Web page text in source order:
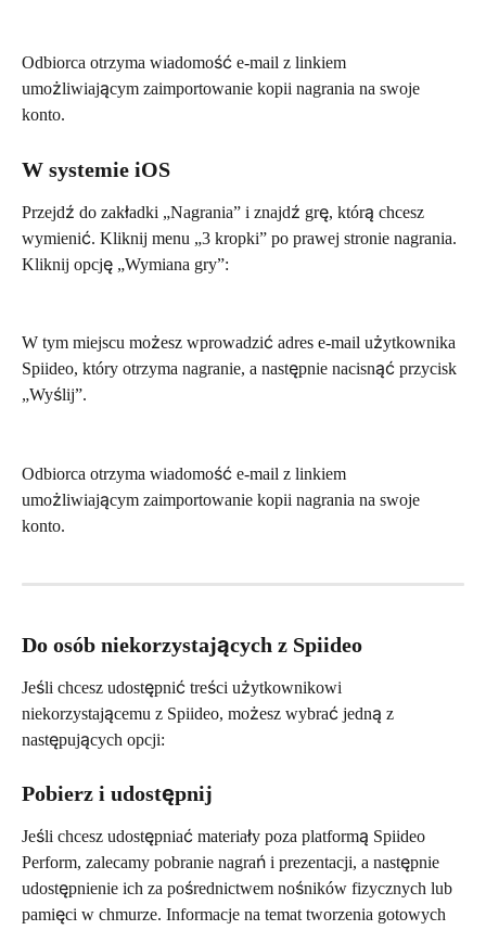
Odbiorca otrzyma wiadomość e-mail z linkiem
umożliwiającym zaimportowanie kopii nagrania na swoje
konto.
W systemie iOS
Przejdź do zakładki „Nagrania” i znajdź grę, którą chcesz
wymienić. Kliknij menu „3 kropki” po prawej stronie nagrania.
Kliknij opcję „Wymiana gry”:
W tym miejscu możesz wprowadzić adres e-mail użytkownika
Spiideo, który otrzyma nagranie, a następnie nacisnąć przycisk
„Wyślij”.
Odbiorca otrzyma wiadomość e-mail z linkiem
umożliwiającym zaimportowanie kopii nagrania na swoje
konto.
Do osób niekorzystających z Spiideo
Jeśli chcesz udostępnić treści użytkownikowi
niekorzystającemu z Spiideo, możesz wybrać jedną z
następujących opcji:
Pobierz i udostępnij
Jeśli chcesz udostępniać materiały poza platformą Spiideo
Perform, zalecamy pobranie nagrań i prezentacji, a następnie
udostępnienie ich za pośrednictwem nośników fizycznych lub
pamięci w chmurze. Informacje na temat tworzenia gotowych